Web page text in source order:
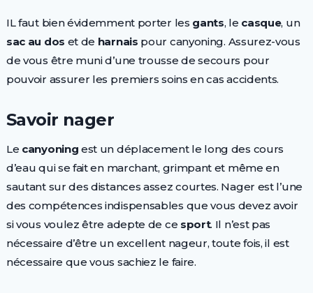
IL faut bien évidemment porter les gants, le casque, un
sac au dos et de harnais pour canyoning. Assurez-vous
de vous être muni d’une trousse de secours pour
pouvoir assurer les premiers soins en cas accidents.
Savoir nager
Le canyoning est un déplacement le long des cours
d’eau qui se fait en marchant, grimpant et même en
sautant sur des distances assez courtes. Nager est l’une
des compétences indispensables que vous devez avoir
si vous voulez être adepte de ce sport. Il n’est pas
nécessaire d’être un excellent nageur, toute fois, il est
nécessaire que vous sachiez le faire.